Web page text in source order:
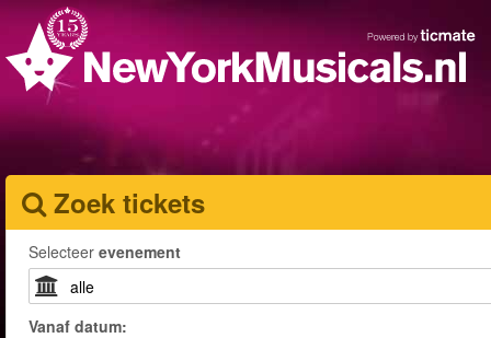
Zoek tickets
Selecteer evenement
Vanaf datum: